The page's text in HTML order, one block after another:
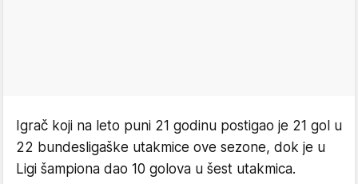
Igrač koji na leto puni 21 godinu postigao je 21 gol u
22 bundesligaške utakmice ove sezone, dok je u
Ligi šampiona dao 10 golova u šest utakmica.